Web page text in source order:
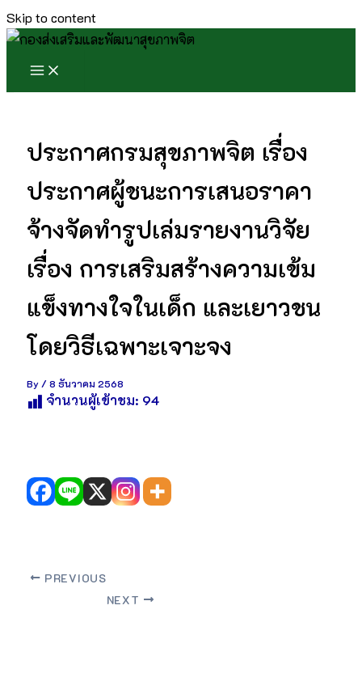
Skip to content
ประกาศกรมสุขภาพจิต เรื่อง
ประกาศผู้ชนะการเสนอราคา
จ้างจัดทำรูปเล่มรายงานวิจัย
เรื่อง การเสริมสร้างความเข้ม
แข็งทางใจในเด็ก และเยาวชน
โดยวิธีเฉพาะเจาะจง
By /8 ธันวาคม 2568
จำนวนผู้เข้าชม: 94
PREVIOUS
NEXT